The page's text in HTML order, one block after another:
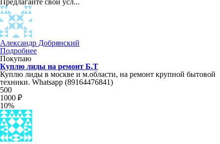
Предлагайте свои усл...
Александр Добрянский
Подробнее
Покупаю
Куплю лиды на ремонт Б.Т
Куплю лиды в москве и м.области, на ремонт крупной бытовой
техники. Whatsapp (89164476841)
500
1000 ₽
10%